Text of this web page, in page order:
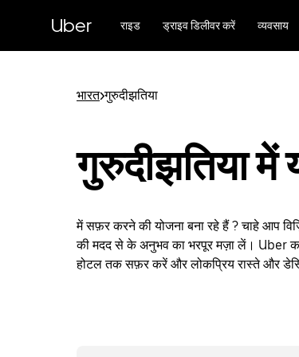
पर
Uber राइड ड्राइव डिलीवर करें व्यवसाय
भारत>गुरुदीझतिया
गुरुदीझतिया में
में सफ़र करने की योजना बना रहे हैं ? चाहे आप
की मदद से के अनुभव का भरपूर मज़ा लें। Uber
होटल तक सफ़र करें और लोकप्रिय रास्ते और